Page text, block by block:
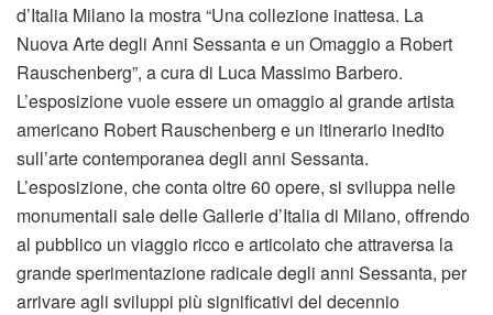
d’Italia Milano la mostra “Una collezione inattesa. La
Nuova Arte degli Anni Sessanta e un Omaggio a Robert
Rauschenberg”, a cura di Luca Massimo Barbero.
L’esposizione vuole essere un omaggio al grande artista
americano Robert Rauschenberg e un itinerario inedito
sull’arte contemporanea degli anni Sessanta.
L’esposizione, che conta oltre 60 opere, si sviluppa nelle
monumentali sale delle Gallerie d’Italia di Milano, offrendo
al pubblico un viaggio ricco e articolato che attraversa la
grande sperimentazione radicale degli anni Sessanta, per
arrivare agli sviluppi più significativi del decennio